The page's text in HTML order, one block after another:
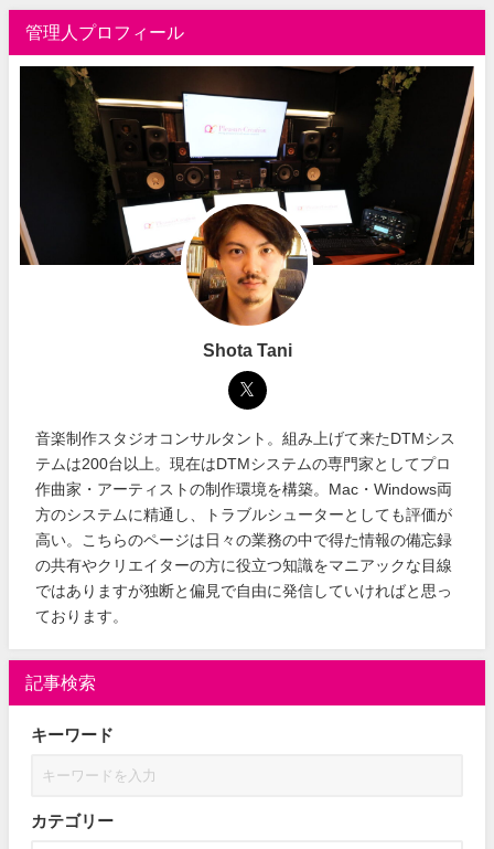
管理人プロフィール
Shota Tani
音楽制作スタジオコンサルタント。組み上げて来たDTMシス
テムは200台以上。現在はDTMシステムの専門家としてプロ
作曲家・アーティストの制作環境を構築。Mac・Windows両
方のシステムに精通し、トラブルシューターとしても評価が
高い。こちらのページは日々の業務の中で得た情報の備忘録
の共有やクリエイターの方に役立つ知識をマニアックな目線
ではありますが独断と偏見で自由に発信していければと思っ
ております。
記事検索
キーワード
カテゴリー